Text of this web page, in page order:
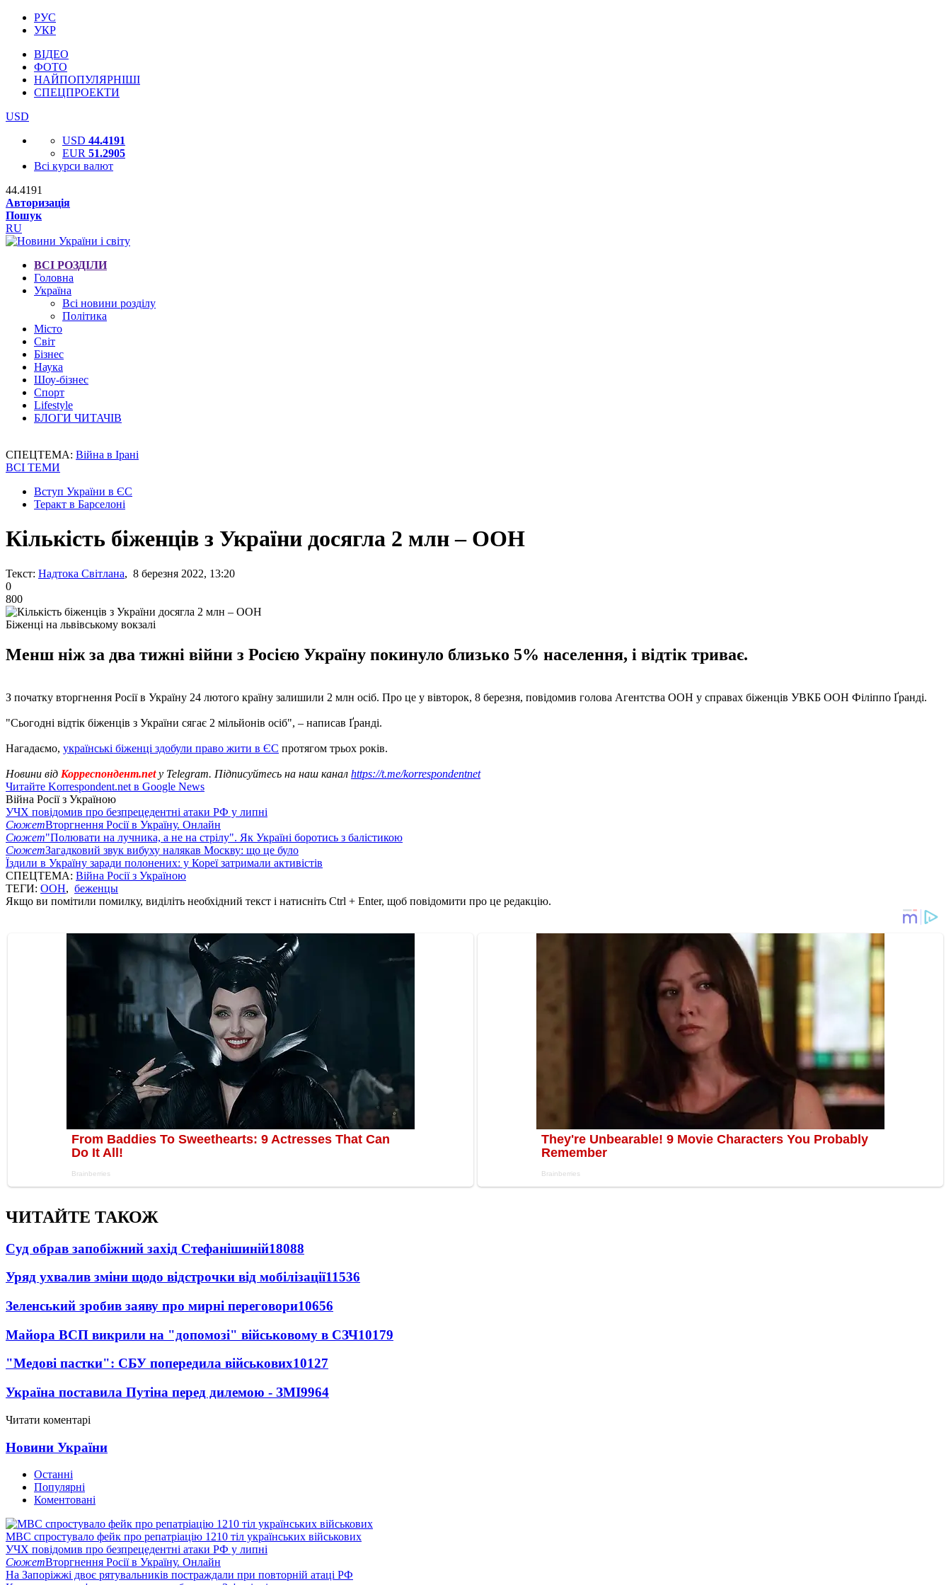
РУС
УКР
ВІДЕО
ФОТО
НАЙПОПУЛЯРНІШІ
СПЕЦПРОЕКТИ
USD
USD 44.4191
EUR 51.2905
Всі курси валют
44.4191
Авторизація
Пошук
RU
ВСІ РОЗДІЛИ
Головна
Україна
Всі новини розділу
Політика
Місто
Світ
Бізнес
Наука
Шоу-бізнес
Спорт
Lifestyle
БЛОГИ ЧИТАЧІВ
СПЕЦТЕМА: Війна в Ірані
ВСІ ТЕМИ
Вступ України в ЄС
Теракт в Барселоні
Кількість біженців з України досягла 2 млн – ООН
Текст: Надтока Світлана, 8 березня 2022, 13:20
0
800
Біженці на львівському вокзалі
Менш ніж за два тижні війни з Росією Україну покинуло близько 5% населення, і відтік триває.
З початку вторгнення Росії в Україну 24 лютого країну залишили 2 млн осіб. Про це у вівторок, 8 березня, повідомив голова Агентства ООН у справах біженців УВКБ ООН Філіппо Ґранді.
"Сьогодні відтік біженців з України сягає 2 мільйонів осіб", – написав Ґранді.
Нагадаємо, українські біженці здобули право жити в ЄС протягом трьох років.
Новини від Корреспондент.netу Telegram. Підписуйтесь на наш канал https://t.me/korrespondentnet
Читайте Korrespondent.net в Google News
Війна Росії з Україною
УЧХ повідомив про безпрецедентні атаки РФ у липні
СюжетВторгнення Росії в Україну. Онлайн
Сюжет"Полювати на лучника, а не на стрілу". Як Україні боротись з балістикою
СюжетЗагадковий звук вибуху налякав Москву: що це було
Їздили в Україну заради полонених: у Кореї затримали активістів
СПЕЦТЕМА: Війна Росії з Україною
ТЕГИ: ООН, беженцы
Якщо ви помітили помилку, виділіть необхідний текст і натисніть Ctrl + Enter, щоб повідомити про це редакцію.
ЧИТАЙТЕ ТАКОЖ
Суд обрав запобіжний захід Стефанішиній18088
Уряд ухвалив зміни щодо відстрочки від мобілізації11536
Зеленський зробив заяву про мирні переговори10656
Майора ВСП викрили на "допомозі" військовому в СЗЧ10179
"Медові пастки": СБУ попередила військових10127
Україна поставила Путіна перед дилемою - ЗМІ9964
Читати коментарі
Новини України
Останні
Популярні
Коментовані
МВС спростувало фейк про репатріацію 1210 тіл українських військових
УЧХ повідомив про безпрецедентні атаки РФ у липні
СюжетВторгнення Росії в Україну. Онлайн
На Запоріжжі двоє рятувальників постраждали при повторній атаці РФ